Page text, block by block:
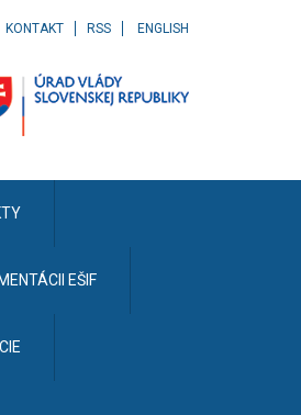
KONTAKT RSS ENGLISH
EŠIF